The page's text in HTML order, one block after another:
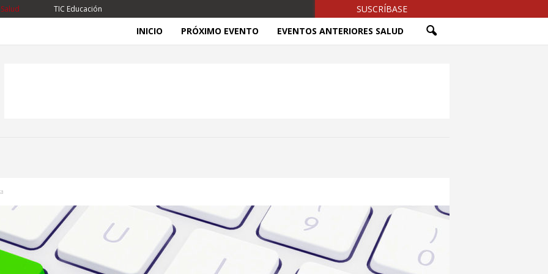
TIC Educación
SUSCRÍBASE
INICIO
PRÓXIMO EVENTO EVENTOS ANTERIORES SALUD